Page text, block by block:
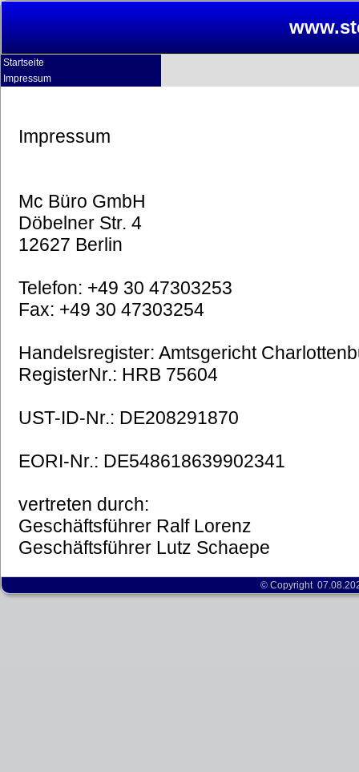
Startseite
Impressum
Impressum
Mc Büro GmbH
Döbelner Str. 4
12627 Berlin
Telefon: +49 30 47303253
Fax: +49 30 47303254
Handelsregister: Amtsgericht
RegisterNr.: HRB 75604
UST-ID-Nr.: DE208291870
EORI-Nr.: DE548618639902341
vertreten durch:
Geschäftsführer Ralf Lorenz
Geschäftsführer Lutz Schaepe
© Copyright